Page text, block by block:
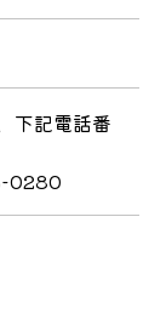
下記電話番
0280